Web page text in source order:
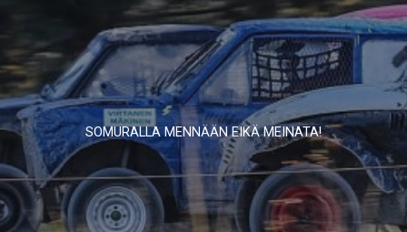
SOMURALLA MENNÄÄN EIKÄ MEINATA!